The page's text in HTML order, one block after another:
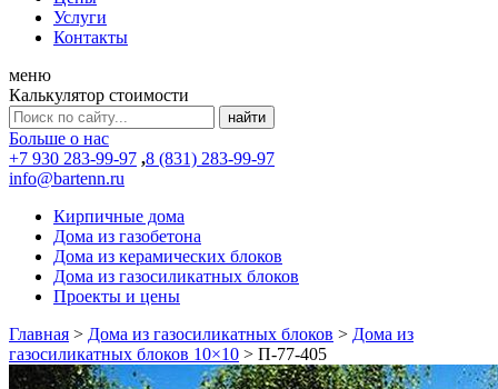
Услуги
Контакты
меню
Калькулятор стоимости
Больше о нас
+7 930 283-99-97 ,8 (831) 283-99-97
info@bartenn.ru
Кирпичные дома
Дома из газобетона
Дома из керамических блоков
Дома из газосиликатных блоков
Проекты и цены
Главная > Дома из газосиликатных блоков > Дома из
газосиликатных блоков 10×10 > П-77-405